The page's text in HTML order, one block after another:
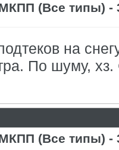
(Все типы) -
на
По шуму,
(Все типы) -